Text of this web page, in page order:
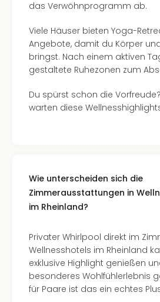
das Verwöhnprogramm ab.
Viele Häuser bieten Yoga-
Angebote, damit du Körper
bringst. Nach einem aktiven
gestaltete Ruhezonen zum
Du spürst schon die
warten diese
Wie unterscheiden sich die
Zimmerausstattungen in
im Rheinland?
Privater Whirlpool direkt im
Wellnesshotels im Rheinland
exklusive Highlight genießen
besonderes Wohlfühlerlebnis
für Paare ist das ein echtes